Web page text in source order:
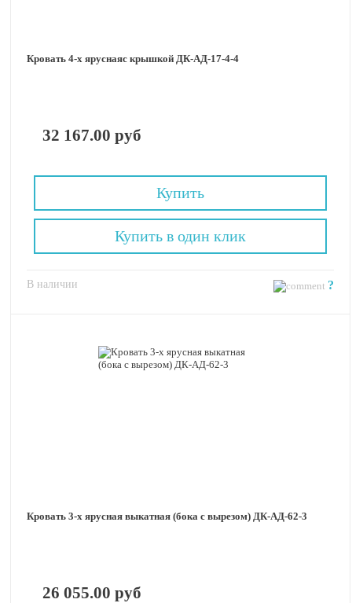
Кровать 4-х яруснаяс крышкой ДК-АД-17-4-4
32 167.00 руб
Купить
В наличии ?
Купить в один клик
Кровать 3-х ярусная выкатная (бока с вырезом) ДК-АД-62-3
26 055.00 руб